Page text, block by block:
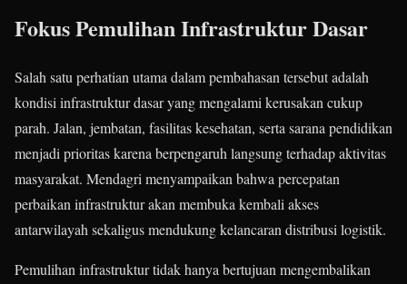
Fokus Pemulihan Infrastruktur Dasar
Salah satu perhatian utama dalam pembahasan tersebut adalah
kondisi infrastruktur dasar yang mengalami kerusakan cukup
parah. Jalan, jembatan, fasilitas kesehatan, serta sarana pendidikan
menjadi prioritas karena berpengaruh langsung terhadap aktivitas
masyarakat. Mendagri menyampaikan bahwa percepatan
perbaikan infrastruktur akan membuka kembali akses
antarwilayah sekaligus mendukung kelancaran distribusi logistik.
Pemulihan infrastruktur tidak hanya bertujuan mengembalikan